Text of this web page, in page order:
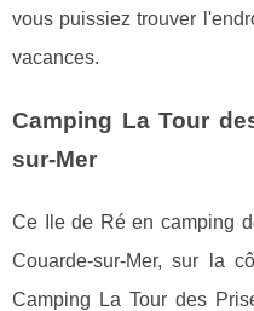
vous puissiez trouver
vacances.
Camping La Tour
sur-Mer
Ce Ile de Ré en camping
Couarde-sur-Mer, sur la
Camping La Tour des